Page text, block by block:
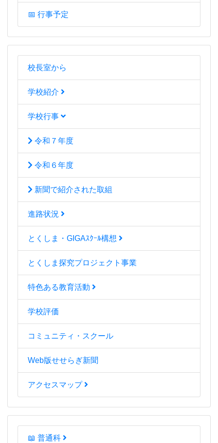
📅 行事予定
校長室から
学校紹介
学校行事
令和７年度
令和６年度
新聞で紹介された取組
進路状況
とくしま・GIGAｽｸｰﾙ構想
とくしま探究プロジェクト事業
特色ある教育活動
学校評価
コミュニティ・スクール
Web版せせらぎ新聞
アクセスマップ
📖 普通科